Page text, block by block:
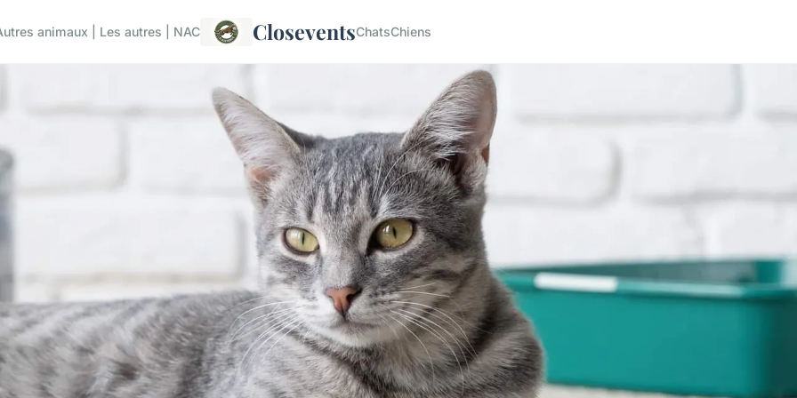
animaux | Les autres | NAC CloseventsChatsChiens